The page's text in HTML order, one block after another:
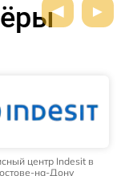
центр Indesit в
на-Дону